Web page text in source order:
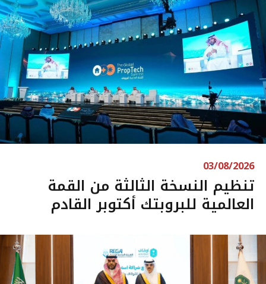
03/08/2026
تنظيم النسخة الثالثة من القمة
العالمية للبروبتك أكتوبر القادم